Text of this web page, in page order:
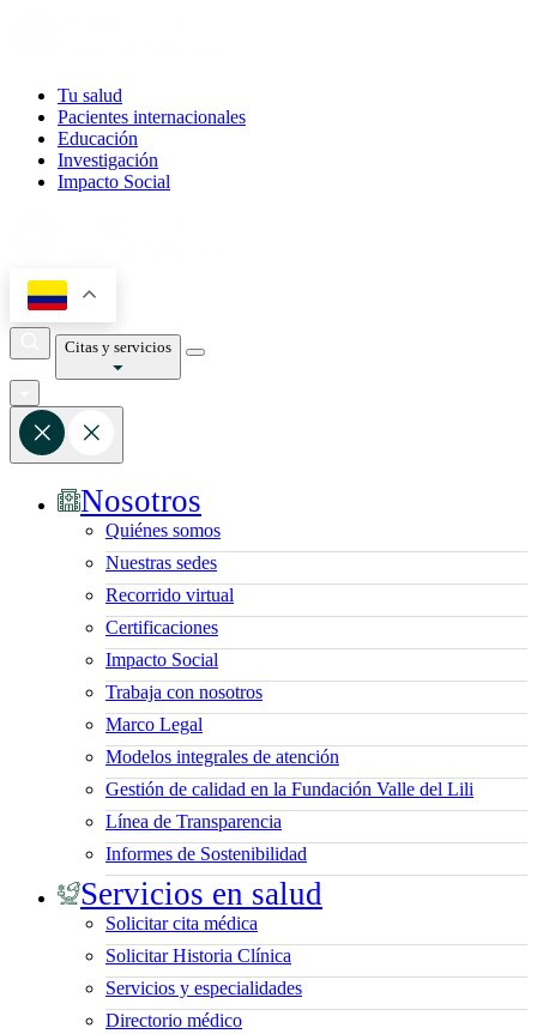
Tu salud
Pacientes internacionales
Educación
Investigación
Impacto Social
Citas y servicios
Nosotros
Quiénes somos
Nuestras sedes
Recorrido virtual
Certificaciones
Impacto Social
Trabaja con nosotros
Marco Legal
Modelos integrales de atención
Gestión de calidad en la Fundación Valle del Lili
Línea de Transparencia
Informes de Sostenibilidad
Servicios en salud
Solicitar cita médica
Solicitar Historia Clínica
Servicios y especialidades
Directorio médico